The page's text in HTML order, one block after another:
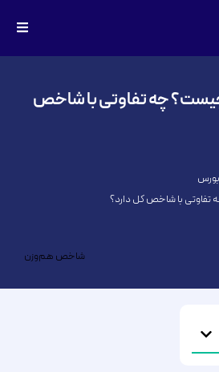
چه تفاوتی با شاخص
با شاخص کل دارد؟